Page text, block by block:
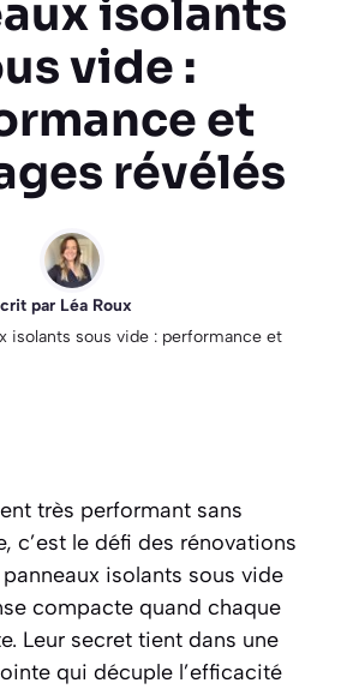
isolants
vide :
et
révélés
par Léa Roux
isolants sous vide : performance et
très performant sans
c’est le défi des rénovations
isolants sous vide
compacte quand chaque
Leur secret tient dans une
qui décuple l’efficacité